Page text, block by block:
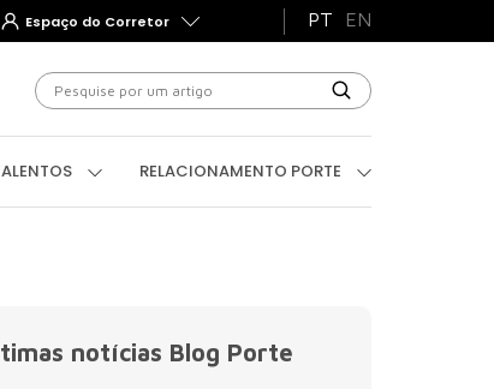
Espaço do Corretor PT EN
PORTE TALENTOS RELACIONAMENTO
RELACIONAMENTO PORTE
notícias Blog Porte